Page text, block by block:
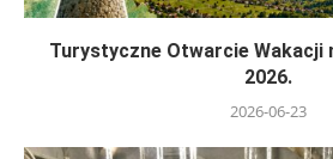
Turystyczne Otwarcie Wakacji
2026.
2026-06-23